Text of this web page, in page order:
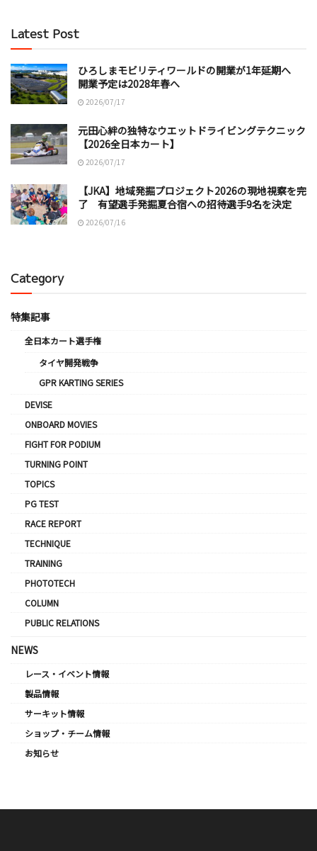
Latest Post
ひろしまモビリティワールドの開業が1年延期へ
開業予定は2028年春へ
2026/07/17
元田心絆の独特なウエットドライビングテクニック
【2026全日本カート】
2026/07/17
【JKA】地域発掘プロジェクト2026の現地視察を完
了 有望選手発掘夏合宿への招待選手9名を決定
2026/07/16
Category
特集記事
全日本カート選手権
タイヤ開発戦争
GPR KARTING SERIES
DEVISE
ONBOARD MOVIES
FIGHT FOR PODIUM
TURNING POINT
TOPICS
PG TEST
RACE REPORT
TECHNIQUE
TRAINING
PHOTOTECH
COLUMN
PUBLIC RELATIONS
NEWS
レース・イベント情報
製品情報
サーキット情報
ショップ・チーム情報
お知らせ